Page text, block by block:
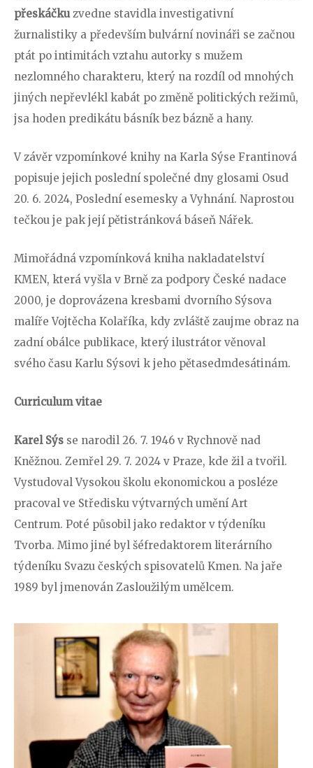
přeskáčku zvedne stavidla investigativní
žurnalistiky a především bulvární novináři se začnou
ptát po intimitách vztahu autorky s mužem
nezlomného charakteru, který na rozdíl od mnohých
jiných nepřevlékl kabát po změně politických režimů,
jsa hoden predikátu básník bez bázně a hany.
V závěr vzpomínkové knihy na Karla Sýse Frantinová
popisuje jejich poslední společné dny glosami Osud
20. 6. 2024, Poslední esemesky a Vyhnání. Naprostou
tečkou je pak její pětistránková báseň Nářek.
Mimořádná vzpomínková kniha nakladatelství
KMEN, která vyšla v Brně za podpory České nadace
2000, je doprovázena kresbami dvorního Sýsova
malíře Vojtěcha Kolaříka, kdy zvláště zaujme obraz na
zadní obálce publikace, který ilustrátor věnoval
svého času Karlu Sýsovi k jeho pětasedmdesátinám.
Curriculum vitae
Karel Sýs se narodil 26. 7. 1946 v Rychnově nad
Kněžnou. Zemřel 29. 7. 2024 v Praze, kde žil a tvořil.
Vystudoval Vysokou školu ekonomickou a posléze
pracoval ve Středisku výtvarných umění Art
Centrum. Poté působil jako redaktor v týdeníku
Tvorba. Mimo jiné byl šéfredaktorem literárního
týdeníku Svazu českých spisovatelů Kmen. Na jaře
1989 byl jmenován Zasloužilým umělcem.